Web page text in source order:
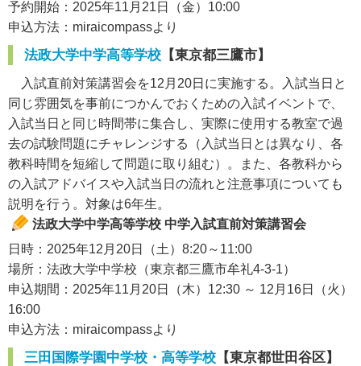
予約開始：2025年11月21日（金）10:00
申込方法：miraicompassより
法政大学中学高等学校 【東京都三鷹市】
入試直前対策講習会を12月20日に実施する。入試当日と
同じ雰囲気を事前につかんでおくための入試イベントで、
入試当日と同じ時間帯に集合し、実際に使用する教室で過
去の試験問題にチャレンジする（入試当日とは異なり、各
教科時間を短縮して問題に取り組む）。また、各教科から
の入試アドバイスや入試当日の流れと注意事項についても
説明を行う。対象は6年生。
法政大学中学高等学校 中学入試直前対策講習会
日時：2025年12月20日（土）8:20～11:00
場所：法政大学中学校（東京都三鷹市牟礼4-3-1）
申込期間：2025年11月20日（木）12:30 ～ 12月16日（火）
16:00
申込方法：miraicompassより
三田国際学園中学校・高等学校 【東京都世田谷区】